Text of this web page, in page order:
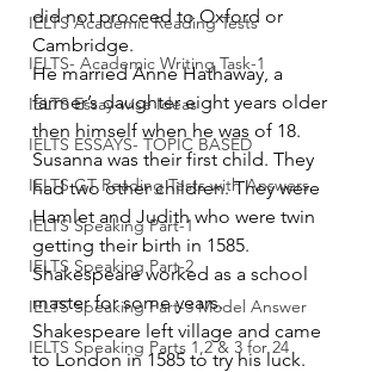
IELTS Academic Reading Tests
IELTS- Academic Writing Task-1
IELTS Essay-wise Ideas
IELTS ESSAYS- TOPIC BASED
IELTS GT Reading Tests with Answers
IELTS Speaking Part-1
IELTS Speaking Part-2
IELTS Speaking Part-3 Model Answer
IELTS Speaking Parts 1,2 & 3 for 24
did not proceed to Oxford or
Cambridge.
He married Anne Hathaway, a
farmer’s daughter eight years older
then himself when he was of 18.
Susanna was their first child. They
had two other children. They were
Hamlet and Judith who were twin
getting their birth in 1585.
Shakespeare worked as a school
master for some years.
Shakespeare left village and came
to London in 1585 to try his luck.